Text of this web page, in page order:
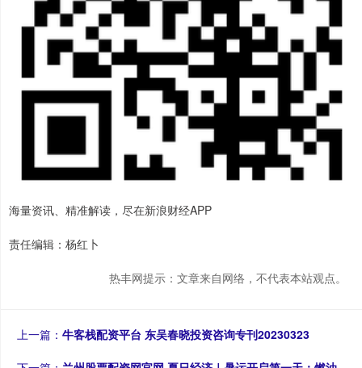
海量资讯、精准解读，尽在新浪财经APP
责任编辑：杨红卜
热丰网提示：文章来自网络，不代表本站观点。
上一篇： 牛客栈配资平台 东吴春晓投资咨询专刊20230323